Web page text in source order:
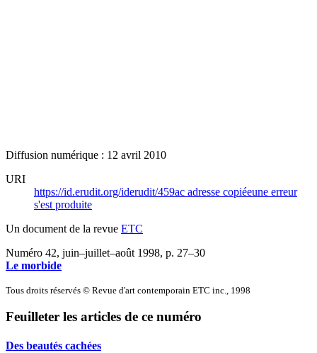
Diffusion numérique : 12 avril 2010
URI
https://id.erudit.org/iderudit/459ac adresse copiéeune erreur
s'est produite
Un document de la revue ETC
Numéro 42, juin–juillet–août 1998, p. 27–30
Le morbide
Tous droits réservés © Revue d'art contemporain ETC inc., 1998
Feuilleter les articles de ce numéro
Des beautés cachées